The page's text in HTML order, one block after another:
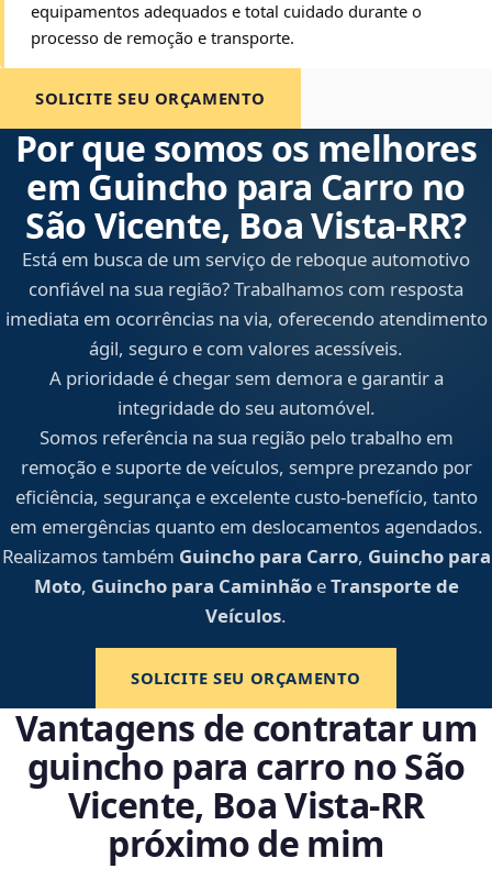
equipamentos adequados e total cuidado durante o
processo de remoção e transporte.
SOLICITE SEU ORÇAMENTO
Por que somos os melhores
em Guincho para Carro no
São Vicente, Boa Vista‑RR?
Está em busca de um serviço de reboque automotivo
confiável na sua região? Trabalhamos com resposta
imediata em ocorrências na via, oferecendo atendimento
ágil, seguro e com valores acessíveis.
A prioridade é chegar sem demora e garantir a
integridade do seu automóvel.
Somos referência na sua região pelo trabalho em
remoção e suporte de veículos, sempre prezando por
eficiência, segurança e excelente custo-benefício, tanto
em emergências quanto em deslocamentos agendados.
Realizamos também Guincho para Carro, Guincho para
Moto, Guincho para CaminhãoeTransporte de
Veículos.
SOLICITE SEU ORÇAMENTO
Vantagens de contratar um
guincho para carro no São
Vicente, Boa Vista‑RR
próximo de mim